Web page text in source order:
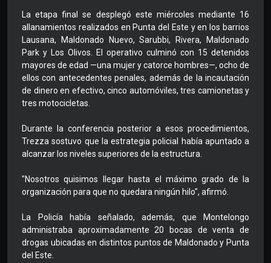
La etapa final se desplegó este miércoles mediante 16
allanamientos realizados en Punta del Este y en los barrios
Lausana, Maldonado Nuevo, Sarubbi, Rivera, Maldonado
Park y Los Olivos. El operativo culminó con 15 detenidos
mayores de edad —una mujer y catorce hombres—, ocho de
ellos con antecedentes penales, además de la incautación
de dinero en efectivo, cinco automóviles, tres camionetas y
tres motocicletas.
Durante la conferencia posterior a esos procedimientos,
Trezza sostuvo que la estrategia policial había apuntado a
alcanzar los niveles superiores de la estructura.
"Nosotros quisimos llegar hasta el máximo grado de la
organización para que no quedara ningún hilo", afirmó.
La Policía había señalado, además, que Montelongo
administraba aproximadamente 20 bocas de venta de
drogas ubicadas en distintos puntos de Maldonado y Punta
del Este.